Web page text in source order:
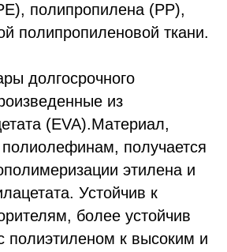
полипропилена (PP),
полипропиленовой ткани.
долгосрочного
из
(EVA).Материал,
получается
этилена и
Устойчив к
более устойчив
полиэтиленом к высоким и